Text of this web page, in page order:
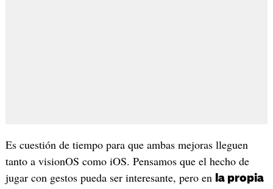
Es cuestión de tiempo para que ambas mejoras lleguen
tanto a visionOS como iOS. Pensamos que el hecho de
jugar con gestos pueda ser interesante, pero en la propia